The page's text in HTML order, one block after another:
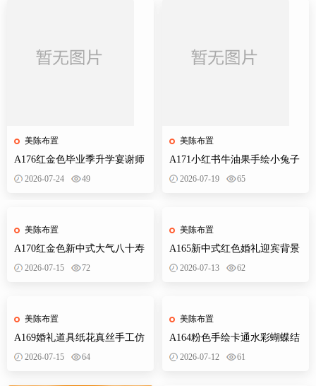
美陈布置
A176红金色毕业季升学宴谢师
宴金榜题名开学派对背景布置
2026-07-24 49
美陈布置
A171小红书牛油果手绘小兔子
小熊狐狸宝宝宴插画森系派对
2026-07-19 65
美陈布置
A170红金色新中式大气八十寿
宴背景设计素材老人生日布置
2026-07-15 72
美陈布置
A169婚礼道具纸花真丝手工仿
真花路引装饰立体婚礼效果图
2026-07-15 64
美陈布置
A165新中式红色婚礼迎宾背景
订婚宴设计素材效果图KT板制
2026-07-13 62
美陈布置
A164粉色手绘卡通水彩蝴蝶结
婚订婚宴宝宝宴生日派对异形
2026-07-12 61